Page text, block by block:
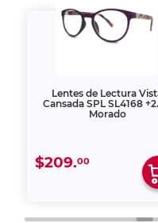
Lentes de Lectura
Cansada SPL SL4168
Morado
$209.00